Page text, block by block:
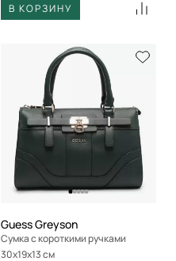
В КОРЗИНУ
Guess Greyson
Сумка с короткими ручками
30x19x13 см